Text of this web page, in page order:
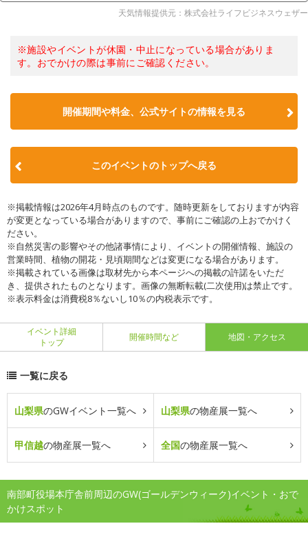
天気情報提供元：株式会社ライフビジネスウェザー
※施設やイベントが休園・中止になっている場合がありま
す。おでかけの際は事前にご確認ください。
開催期間や料金、公式サイトの情報を見る
このイベントのトップへ戻る
※掲載情報は2026年4月時点のものです。随時更新をしておりますが内容
が変更となっている場合がありますので、事前にご確認の上おでかけく
ださい。
※自然災害の影響やその他諸事情により、イベントの開催情報、施設の
営業時間、植物の開花・見頃期間などは変更になる場合があります。
※掲載されている画像は取材先から本ページへの掲載の許諾をいただ
き、提供されたものとなります。画像の無断転載(二次使用)は禁止です。
※表示料金は消費税8％ないし10％の内税表示です。
イベント詳細
トップ
開催時間など 地図・アクセス
一覧に戻る
山梨県のGWイベント一覧へ 山梨県の物産展一覧へ
甲信越の物産展一覧へ 全国の物産展一覧へ
南部町役場本庁舎前周辺のGW(ゴールデンウィーク)イベント・おで
かけスポット